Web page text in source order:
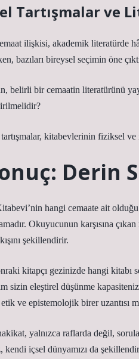
Tartışmalar ve
ilişkisi, akademik literatürde
bazıları bireysel seçimin öne
belirli bir cemaatin literatürünü
kitabevlerinin fiziksel ve
Derin
hangi cemaate ait
Okuyucunun karşısına
şekillendirir.
kitapçı gezinizde hangi kitabı
sizin eleştirel düşünme
ve epistemolojik birer uzantısı
yalnızca raflarda değil,
kendi içsel dünyamızı da